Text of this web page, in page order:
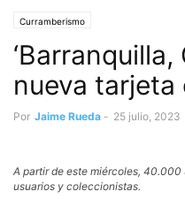
Curramberismo
‘Barranquilla,
nueva tarjeta
Por Jaime Rueda - 25 julio, 2023
A partir de este miércoles,
usuarios y coleccionistas.